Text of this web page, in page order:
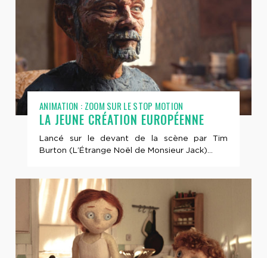
ANIMATION : ZOOM SUR LE STOP MOTION
LA JEUNE CRÉATION EUROPÉENNE
Lancé sur le devant de la scène par Tim
Burton (L’Étrange Noël de Monsieur Jack)...